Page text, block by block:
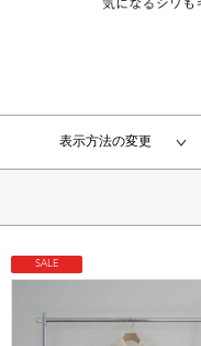
表示方法の変更
SALE